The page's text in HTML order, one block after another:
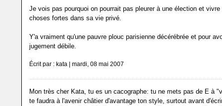
Je vois pas pourquoi on pourrait pas pleurer à une élection et
choses fortes dans sa vie privé.
Y'a vraiment qu'une pauvre plouc parisienne décérébrée et pour
jugement débile.
Écrit par : kata | mardi, 08 mai 2007
Mon très cher Kata, tu es un cacographe: tu ne mets pas de E à
te faudra à l'avenir châtier d'avantage ton style, surtout avant